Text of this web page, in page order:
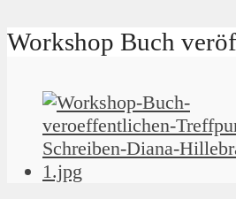
Workshop Buch